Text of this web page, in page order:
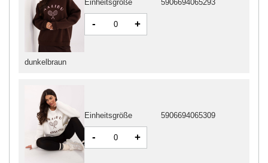
Einheitsgröße 5906694065309
- +
dunkelbraun
Einheitsgröße 5906694065293
- +